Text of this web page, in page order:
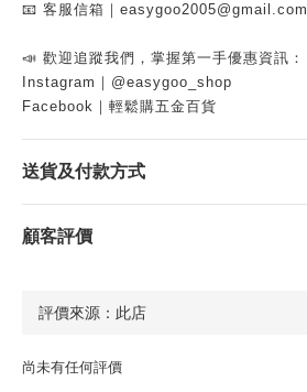
📧 客服信箱｜easygoo2005@gmail.com
📣 歡迎追蹤我們，掌握第一手優惠資訊：
Instagram｜@easygoo_shop
Facebook｜輕鬆購五金百貨
送貨及付款方式
顧客評價
尚未有任何評價